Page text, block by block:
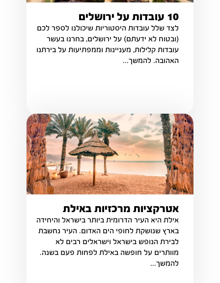
10 עובדות על ירושלים
לצד שלל עובדות היסטוריות שיכולנו לספר לכם
(ובטוח לא ידעתם) על ירושלים, בחרנו בעשר
עובדות קלילות, מעניינות וממפתיעות על בירתנו
האהובה. להמשך...
אטרקציות מרכזיות באילת
אילת היא העיר הדרומית ביותר בישראל והיחידה
בארץ שנושקת לחופי הים האדום. העיר נחשבת
לבירת הנופש בישראל וישראלים רבים לא
מוותרים על חופשה באילת לפחות פעם בשנה.
להמשך...